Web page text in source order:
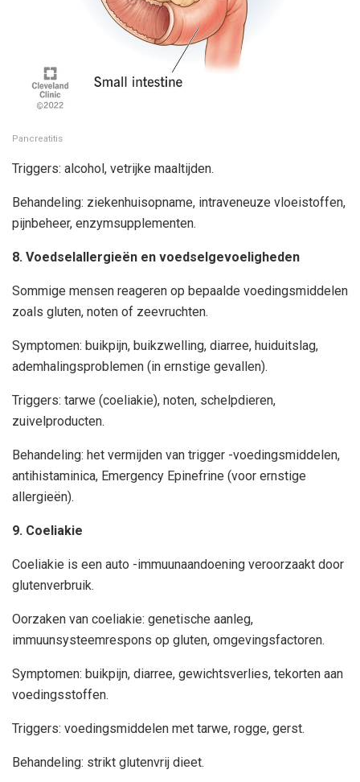
Pancreatitis
Triggers: alcohol, vetrijke maaltijden.
Behandeling: ziekenhuisopname, intraveneuze vloeistoffen,
pijnbeheer, enzymsupplementen.
8. Voedselallergieën en voedselgevoeligheden
Sommige mensen reageren op bepaalde voedingsmiddelen
zoals gluten, noten of zeevruchten.
Symptomen: buikpijn, buikzwelling, diarree, huiduitslag,
ademhalingsproblemen (in ernstige gevallen).
Triggers: tarwe (coeliakie), noten, schelpdieren,
zuivelproducten.
Behandeling: het vermijden van trigger -voedingsmiddelen,
antihistaminica, Emergency Epinefrine (voor ernstige
allergieën).
9. Coeliakie
Coeliakie is een auto -immuunaandoening veroorzaakt door
glutenverbruik.
Oorzaken van coeliakie: genetische aanleg,
immuunsysteemrespons op gluten, omgevingsfactoren.
Symptomen: buikpijn, diarree, gewichtsverlies, tekorten aan
voedingsstoffen.
Triggers: voedingsmiddelen met tarwe, rogge, gerst.
Behandeling: strikt glutenvrij dieet.